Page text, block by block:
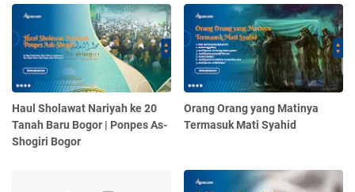
Haul Sholawat Nariyah ke 20
Tanah Baru Bogor | Ponpes As-
Shogiri Bogor
Orang Orang yang Matinya
Termasuk Mati Syahid